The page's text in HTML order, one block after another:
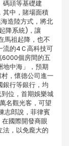
碼頭等基礎建
其中，賭場面積
造陸方式，將北
降系統)，讓
馬祖起降，也不
流的4Ｃ高科技可
6000個房間的五
地中海」，預期
，懷德公司進一
銀行等銀行，均
位，首期娛樂城
名觀光客，可望
志郎說，菲律賓
國際開發商眼
法，以免龐大的